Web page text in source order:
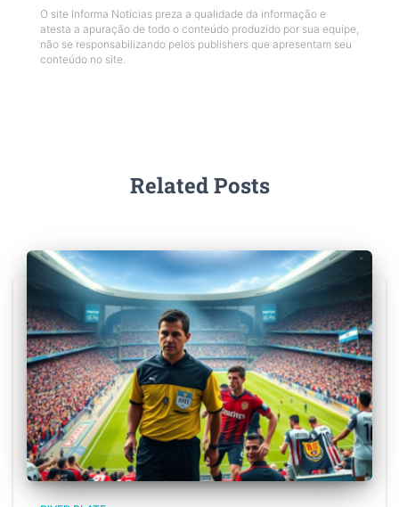
O site Informa Notícias preza a qualidade da informação e
atesta a apuração de todo o conteúdo produzido por sua equipe,
não se responsabilizando pelos publishers que apresentam seu
conteúdo no site.
Related Posts